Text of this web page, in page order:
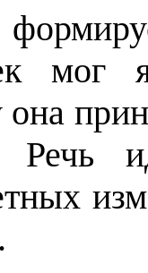
мог
она
Речь